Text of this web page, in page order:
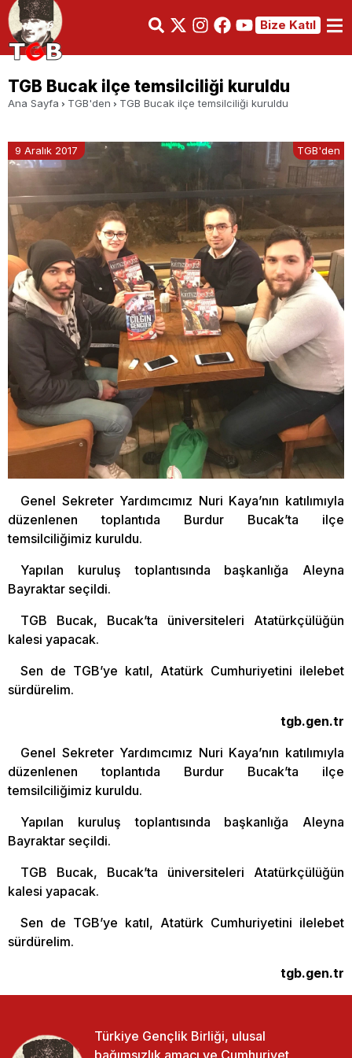
Bize Katıl
TGB Bucak ilçe temsilciliği kuruldu
Ana Sayfa TGB'den TGB Bucak ilçe temsilciliği kuruldu
9 Aralık 2017 TGB'den
Genel Sekreter Yardımcımız Nuri Kaya’nın katılımıyla
düzenlenen toplantıda Burdur Bucak’ta ilçe
temsilciliğimiz kuruldu.
Yapılan kuruluş toplantısında başkanlığa Aleyna
Bayraktar seçildi.
TGB Bucak, Bucak’ta üniversiteleri Atatürkçülüğün
kalesi yapacak.
Sen de TGB’ye katıl, Atatürk Cumhuriyetini ilelebet
sürdürelim.
tgb.gen.tr
Genel Sekreter Yardımcımız Nuri Kaya’nın katılımıyla
düzenlenen toplantıda Burdur Bucak’ta ilçe
temsilciliğimiz kuruldu.
Yapılan kuruluş toplantısında başkanlığa Aleyna
Bayraktar seçildi.
TGB Bucak, Bucak’ta üniversiteleri Atatürkçülüğün
kalesi yapacak.
Sen de TGB’ye katıl, Atatürk Cumhuriyetini ilelebet
sürdürelim.
tgb.gen.tr
Türkiye Gençlik Birliği, ulusal
bağımsızlık amacı ve Cumhuriyet